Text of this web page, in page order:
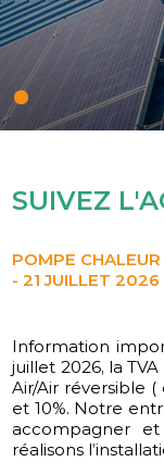
SUIVEZ
POMPE
- 21 JUILLET 2026
Information
juillet 2026, la
Air/Air réversible (
et 10%. Notre
accompagner
réalisons
L'équipe CD
2026